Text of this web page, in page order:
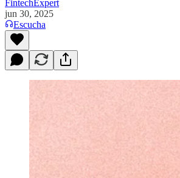
FintechExpert
jun 30, 2025
Escucha